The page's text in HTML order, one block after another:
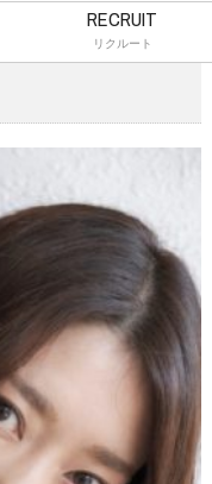
RECRUIT
リクルート